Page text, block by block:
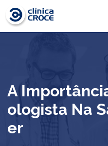
Skip
content
A
Ologista Na
Er